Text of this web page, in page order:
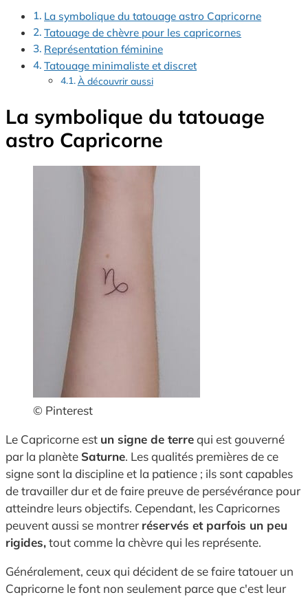
La symbolique du tatouage astro Capricorne
Tatouage de chèvre pour les capricornes
Représentation féminine
Tatouage minimaliste et discret
À découvrir aussi
La symbolique du tatouage
astro Capricorne
© Pinterest
Le Capricorne est un signe de terrequi est gouverné
par la planète Saturne. Les qualités premières de ce
signe sont la discipline et la patience ; ils sont capables
de travailler dur et de faire preuve de persévérance pour
atteindre leurs objectifs. Cependant, les Capricornes
peuvent aussi se montrer réservés et parfois un peu
rigides,tout comme la chèvre qui les représente.
Généralement, ceux qui décident de se faire tatouer un
Capricorne le font non seulement parce que c'est leur